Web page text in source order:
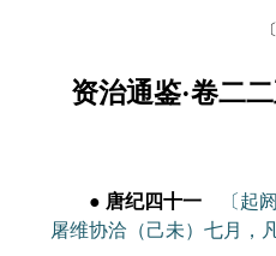
资治通鉴·卷二
● 唐纪四十一
〔起
屠维协洽（己未）七月，